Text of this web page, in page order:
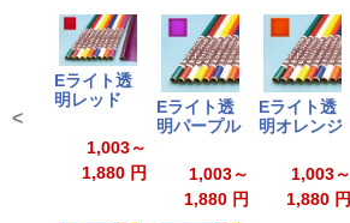
Eライト透
明レッド
1,003～
1,880 円
Eライト透
明パープル
1,003～
1,880 円
Eライト透
明オレンジ
1,003～
1,880 円
<